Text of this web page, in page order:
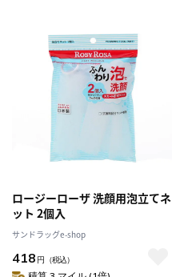
ロージーローザ 洗顔用泡立てネ
ット 2個入
サンドラッグe-shop
418 円 （税込）